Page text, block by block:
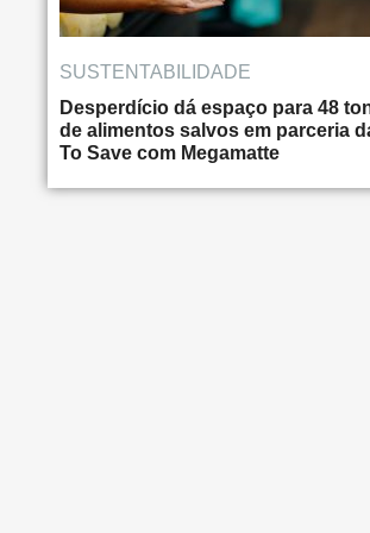
SUSTENTABILIDADE
Desperdício dá espaço para 48
de alimentos salvos em parceria
To Save com Megamatte